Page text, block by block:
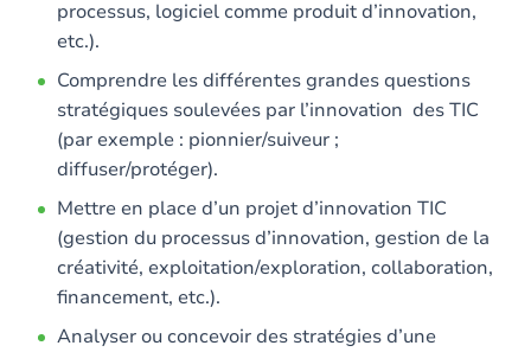
processus, logiciel comme produit d’innovation,
etc.).
Comprendre les différentes grandes questions
stratégiques soulevées par l’innovation des TIC
(par exemple : pionnier/suiveur ;
diffuser/protéger).
Mettre en place d’un projet d’innovation TIC
(gestion du processus d’innovation, gestion de la
créativité, exploitation/exploration, collaboration,
financement, etc.).
Analyser ou concevoir des stratégies d’une